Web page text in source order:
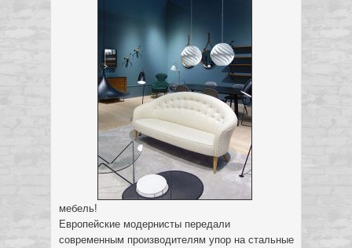
мебель!
Европейские модернисты передали
современным производителям упор на стальные